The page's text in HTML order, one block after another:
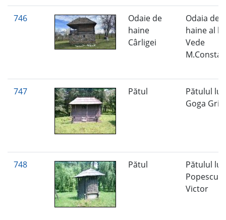
746
Odaie de
haine
Cârligei
Odaia de
haine al lui
Vede
747 Pătul
Pătulul lui
Goga
748 Pătul
Pătulul lui
Popescu
Victor